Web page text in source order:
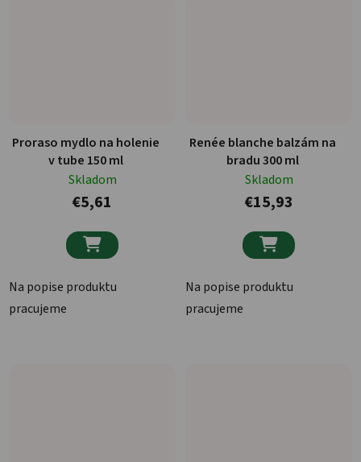
Proraso mydlo na holenie
v tube 150 ml
Skladom
€5,61

Na popise produktu
pracujeme
Renée blanche balzám na
bradu 300 ml
Skladom
€15,93

Na popise produktu
pracujeme